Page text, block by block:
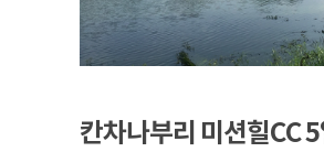
칸차나부리 미션힐CC